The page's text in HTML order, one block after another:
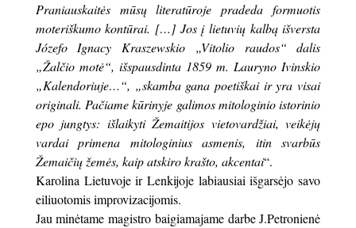
Praniauskaitės mūsų literatūroje pradeda formuotis
moteriškumo kontūrai. […] Jos į lietuvių kalbą išversta
Józefo Ignacy Kraszewskio „Vitolio raudos“ dalis
„Žalčio motė“, išspausdinta 1859 m. Lauryno Ivinskio
„Kalendoriuje…“, „skamba gana poetiškai ir yra visai
originali. Pačiame kūrinyje galimos mitologinio istorinio
epo jungtys: išlaikyti Žemaitijos vietovardžiai, veikėjų
vardai primena mitologinius asmenis, itin svarbūs
Žemaičių žemės, kaip atskiro krašto, akcentai“.
Karolina Lietuvoje ir Lenkijoje labiausiai išgarsėjo savo
eiliuotomis improvizacijomis.
Jau minėtame magistro baigiamajame darbe J.Petronienė